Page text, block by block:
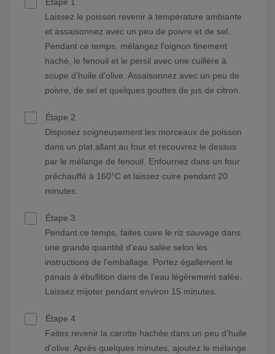
Laissez le poisson revenir à température ambiante
et assaisonnez avec un peu de poivre et de sel.
Pendant ce temps, mélangez l’oignon finement
haché, le fenouil et le persil avec une cuillère à
soupe d’huile d’olive. Assaisonnez avec un peu de
poivre, de sel et quelques gouttes de jus de citron.
Étape 2
Disposez soigneusement les morceaux de poisson
dans un plat allant au four et recouvrez le dessus
par le mélange de fenouil. Enfournez dans un four
préchauffé à 160°C et laissez cuire pendant 20
minutes.
Étape 3
Pendant ce temps, faites cuire le riz sauvage dans
une grande quantité d’eau salée selon les
instructions de l’emballage. Portez égallement le
panais à ébullition dans de l’eau légèrement salée.
Laissez mijoter pendant environ 15 minutes.
Étape 4
Faites revenir la carotte hachée dans un peu d’huile
d’olive. Après quelques minutes, ajoutez le mélange